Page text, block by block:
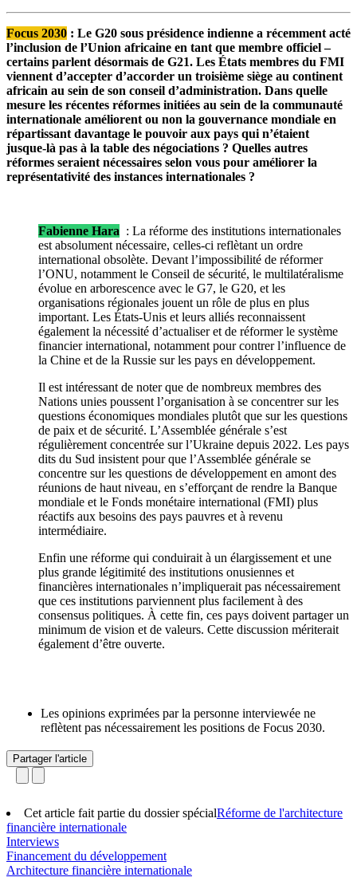
Focus 2030 : Le G20 sous présidence indienne a récemment acté
l’inclusion de l’Union africaine en tant que membre officiel –
certains parlent désormais de G21. Les États membres du FMI
viennent d’accepter d’accorder un troisième siège au continent
africain au sein de son conseil d’administration. Dans quelle
mesure les récentes réformes initiées au sein de la communauté
internationale améliorent ou non la gouvernance mondiale en
répartissant davantage le pouvoir aux pays qui n’étaient
jusque-là pas à la table des négociations ? Quelles autres
réformes seraient nécessaires selon vous pour améliorer la
représentativité des instances internationales ?
Fabienne Hara : La réforme des institutions internationales
est absolument nécessaire, celles-ci reflètant un ordre
international obsolète. Devant l’impossibilité de réformer
l’ONU, notamment le Conseil de sécurité, le multilatéralisme
évolue en arborescence avec le G7, le G20, et les
organisations régionales jouent un rôle de plus en plus
important. Les États-Unis et leurs alliés reconnaissent
également la nécessité d’actualiser et de réformer le système
financier international, notamment pour contrer l’influence de
la Chine et de la Russie sur les pays en développement.
Il est intéressant de noter que de nombreux membres des
Nations unies poussent l’organisation à se concentrer sur les
questions économiques mondiales plutôt que sur les questions
de paix et de sécurité. L’Assemblée générale s’est
régulièrement concentrée sur l’Ukraine depuis 2022. Les pays
dits du Sud insistent pour que l’Assemblée générale se
concentre sur les questions de développement en amont des
réunions de haut niveau, en s’efforçant de rendre la Banque
mondiale et le Fonds monétaire international (FMI) plus
réactifs aux besoins des pays pauvres et à revenu
intermédiaire.
Enfin une réforme qui conduirait à un élargissement et une
plus grande légitimité des institutions onusiennes et
financières internationales n’impliquerait pas nécessairement
que ces institutions parviennent plus facilement à des
consensus politiques. À cette fin, ces pays doivent partager un
minimum de vision et de valeurs. Cette discussion mériterait
également d’être ouverte.
Les opinions exprimées par la personne interviewée ne
reflètent pas nécessairement les positions de Focus 2030.
Partager l'article
Cet article fait partie du dossier spécialRéforme de l'architecture
financière internationale
Interviews
Financement du développement
Architecture financière internationale